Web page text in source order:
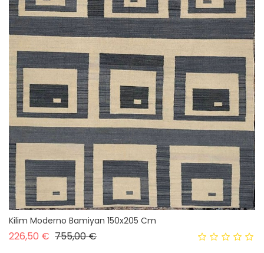
Kilim Moderno Bamiyan 150x205 Cm
226,50 € Prezzo base
755,00 €Prezzo